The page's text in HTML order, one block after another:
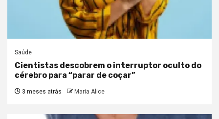
Saúde
Cientistas descobrem o interruptor oculto do
cérebro para “parar de coçar”
3 meses atrás Maria Alice